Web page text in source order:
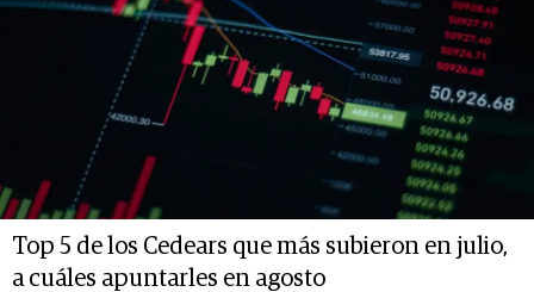
Top 5 de los Cedears que más subieron en julio,
a cuáles apuntarles en agosto